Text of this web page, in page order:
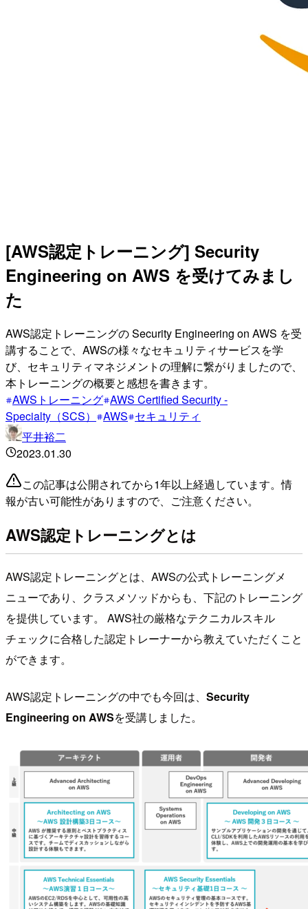
[AWS認定トレーニング] Security
Engineering on AWS を受けてみまし
た
AWS認定トレーニングの Security Engineering on AWS を受
講することで、AWSの様々なセキュリティサービスを学
び、セキュリティマネジメントの理解に繋がりましたので、
本トレーニングの概要と感想を書きます。
AWSトレーニング AWS Certified Security -
Specialty（SCS）
AWS セキュリティ
平井裕二
2023.01.30
この記事は公開されてから1年以上経過しています。情
報が古い可能性がありますので、ご注意ください。
AWS認定トレーニングとは
AWS認定トレーニングとは、AWSの公式トレーニングメ
ニューであり、クラスメソッドからも、下記のトレーニング
を提供しています。 AWS社の厳格なテクニカルスキル
チェックに合格した認定トレーナーから教えていただくこと
ができます。
AWS認定トレーニングの中でも今回は、 Security
Engineering on AWSを受講しました。